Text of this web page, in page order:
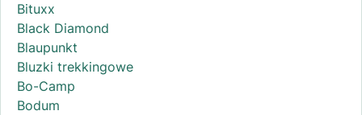
Bituxx
Black Diamond
Blaupunkt
Bluzki trekkingowe
Bo-Camp
Bodum